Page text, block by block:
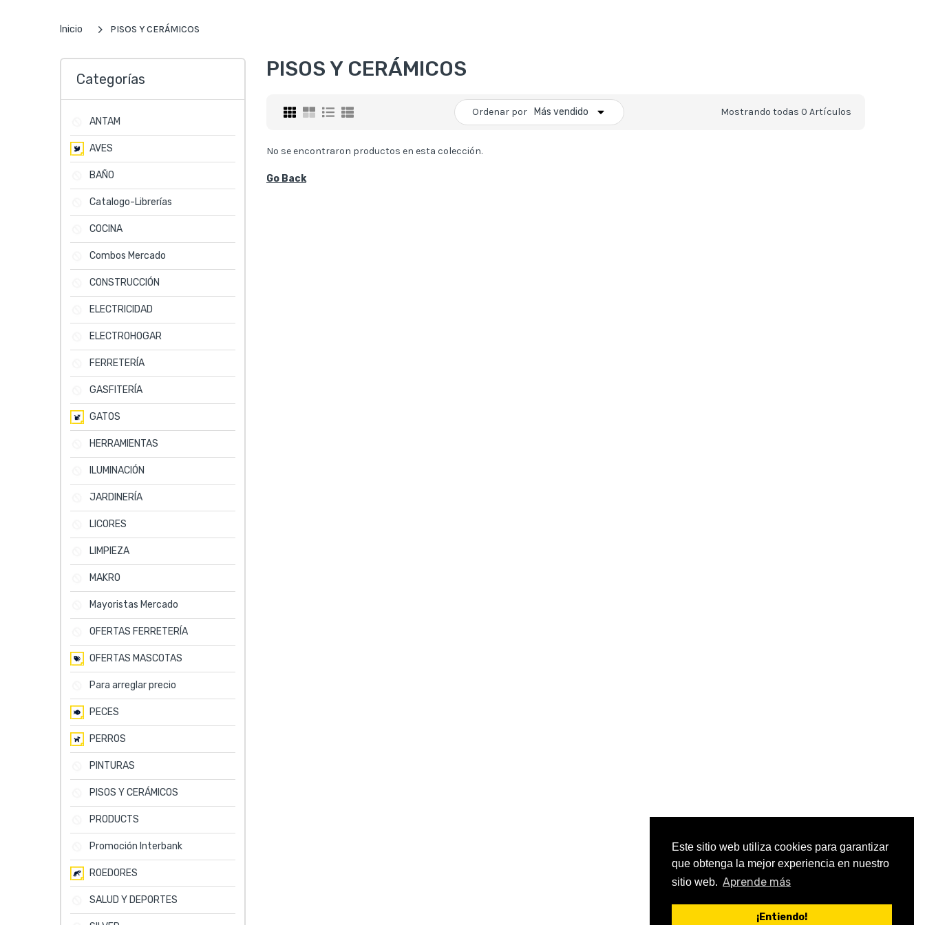
Este sitio web utiliza cookies para garantizar
que obtenga la mejor experiencia en nuestro
sitio web. Aprende más
¡Entiendo!
Inicio PISOS Y CERÁMICOS
Categorías
ANTAM
AVES
BAÑO
Catalogo-Librerías
COCINA
Combos Mercado
CONSTRUCCIÓN
ELECTRICIDAD
ELECTROHOGAR
FERRETERÍA
GASFITERÍA
GATOS
HERRAMIENTAS
ILUMINACIÓN
JARDINERÍA
LICORES
LIMPIEZA
MAKRO
Mayoristas Mercado
OFERTAS FERRETERÍA
OFERTAS MASCOTAS
Para arreglar precio
PECES
PERROS
PINTURAS
PISOS Y CERÁMICOS
PRODUCTS
Promoción Interbank
ROEDORES
SALUD Y DEPORTES
PISOS Y CERÁMICOS
Ordenar por Más vendido Mostrando todas 0 Artículos
No se encontraron productos en esta colección.
Go Back